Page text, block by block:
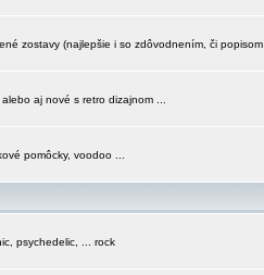
zostavy (najlepšie i so zdôvodnením, či
aj nové s retro dizajnom ...
pomôcky, voodoo ...
psychedelic, ... rock